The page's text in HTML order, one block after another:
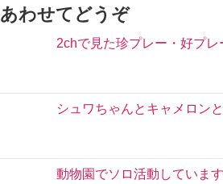
あわせてどうぞ
2chで見た珍プレー・好プ
シュワちゃんとキャメロン
動物園でソロ活動していま